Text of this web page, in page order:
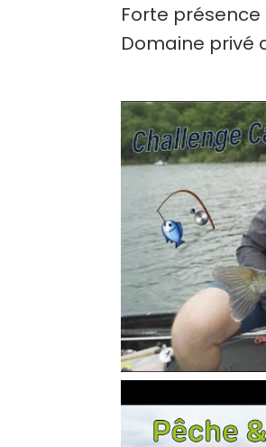
Forte présence
Domaine privé